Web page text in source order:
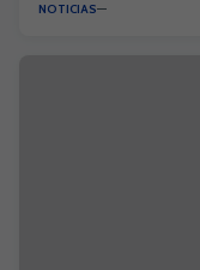
NOTICIAS